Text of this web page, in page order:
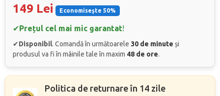
149 Lei Economisește 50%
✔Prețul cel mai mic garantat!
✔Disponibil. Comandă în următoarele 30 de minute și
produsul va fi în mâinile tale în maxim 48 de ore.
Politica de returnare în 14 zile